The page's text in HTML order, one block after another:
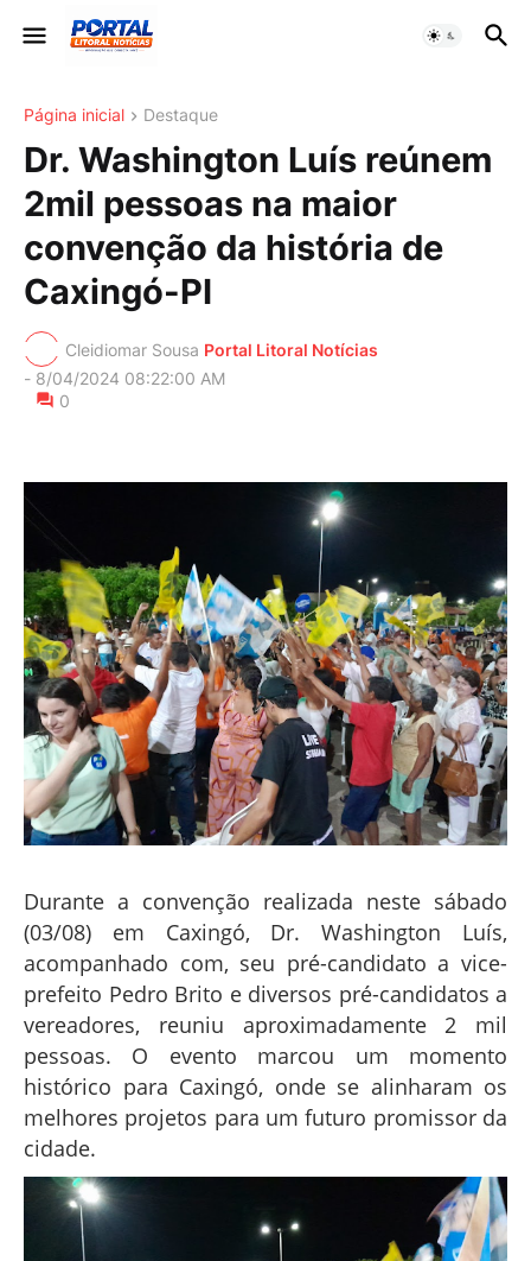
Página inicial Destaque
Dr. Washington Luís reúnem
2mil pessoas na maior
convenção da história de
Caxingó-PI
Cleidiomar Sousa Portal Litoral Notícias
- 8/04/2024 08:22:00 AM
0
Durante a convenção realizada neste sábado
(03/08) em Caxingó, Dr. Washington Luís,
acompanhado com, seu pré-candidato a vice-
prefeito Pedro Brito e diversos pré-candidatos a
vereadores, reuniu aproximadamente 2 mil
pessoas. O evento marcou um momento
histórico para Caxingó, onde se alinharam os
melhores projetos para um futuro promissor da
cidade.